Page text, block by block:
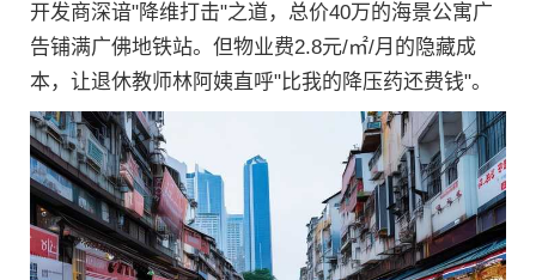
开发商深谙"降维打击"之道，总价40万的海景公寓广
告铺满广佛地铁站。但物业费2.8元/㎡/月的隐藏成
本，让退休教师林阿姨直呼"比我的降压药还费钱"。